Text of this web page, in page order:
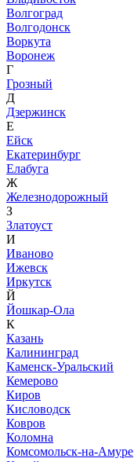
Волгоград
Волгодонск
Воркута
Воронеж
Г
Грозный
Д
Дзержинск
Е
Ейск
Екатеринбург
Елабуга
Ж
Железнодорожный
З
Златоуст
И
Иваново
Ижевск
Иркутск
Й
Йошкар-Ола
К
Казань
Калининград
Каменск-Уральский
Кемерово
Киров
Кисловодск
Ковров
Коломна
Комсомольск-на-Амуре